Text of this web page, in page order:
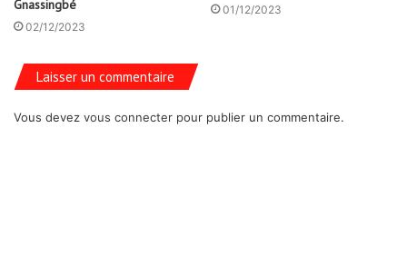
Gnassingbé
02/12/2023
01/12/2023
Laisser un commentaire
Vous devez vous connecter pour publier un commentaire.